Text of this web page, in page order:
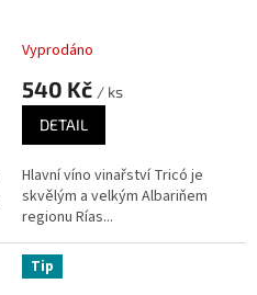
Vyprodáno
540 Kč / ks
DETAIL
Hlavní víno vinařství Tricó je
skvělým a velkým Albariňem
regionu Rías...
Tip